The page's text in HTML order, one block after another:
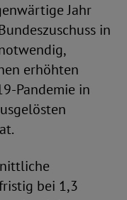
Jahr
in
erhöhten
Pandemie in
bei 1,3